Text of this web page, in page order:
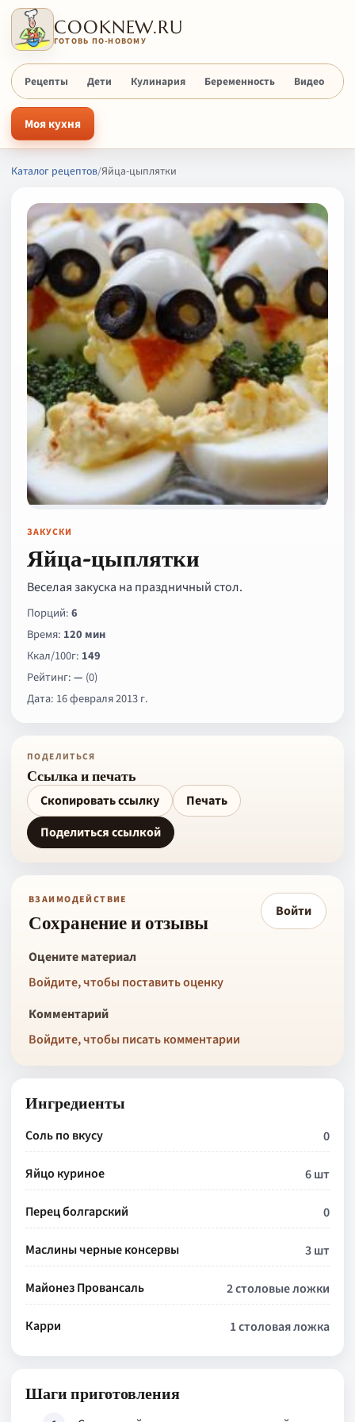
COOKNEW.RU
ГОТОВЬ ПО-НОВОМУ
Рецепты Дети Кулинария Беременность Видео
Моя кухня
Каталог рецептов/Яйца-цыплятки
ЗАКУСКИ
Яйца-цыплятки
Веселая закуска на праздничный стол.
Порций:6
Время: 120 мин
Ккал/100г: 149
Рейтинг:— (0)
Дата: 16 февраля 2013 г.
ПОДЕЛИТЬСЯ
Ссылка и печать
Скопировать ссылку
Печать
Поделиться ссылкой
ВЗАИМОДЕЙСТВИЕ
Сохранение и отзывы Войти
Оцените материал
Войдите, чтобы поставить оценку
Комментарий
Войдите, чтобы писать комментарии
Ингредиенты
Соль по вкусу 0
Яйцо куриное 6 шт
Перец болгарский 0
Маслины черные консервы 3 шт
Майонез Провансаль 2 столовые ложки
Карри 1 столовая ложка
Шаги приготовления